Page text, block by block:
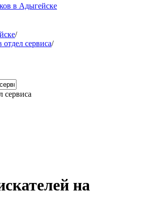
в Адыгейске
/
сервиса/
сервиса
на